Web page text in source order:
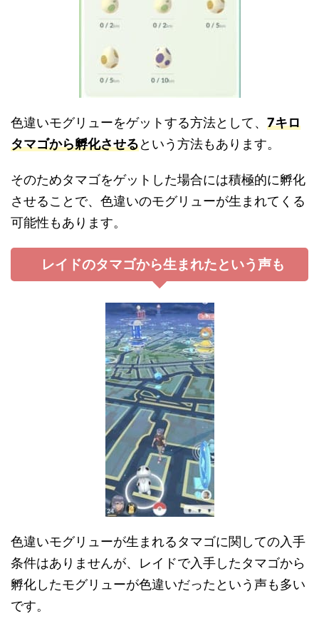
色違いモグリューをゲットする方法として、 7キロ
タマゴから孵化させるという方法もあります。
そのためタマゴをゲットした場合には積極的に孵化
させることで、色違いのモグリューが生まれてくる
可能性もあります。
レイドのタマゴから生まれたという声も
色違いモグリューが生まれるタマゴに関しての入手
条件はありませんが、レイドで入手したタマゴから
孵化したモグリューが色違いだったという声も多い
です。